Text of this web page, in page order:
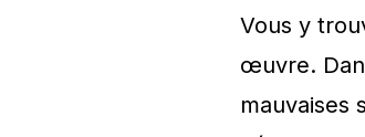
Vous y
œuvre.
mauvaises